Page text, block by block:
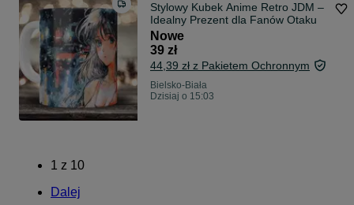
Stylowy Kubek Anime Retro JDM –
Idealny Prezent dla Fanów Otaku
Nowe
39 zł
44,39 zł z Pakietem Ochronnym
Bielsko-Biała
Dzisiaj o 15:03
1 z 10
Dalej